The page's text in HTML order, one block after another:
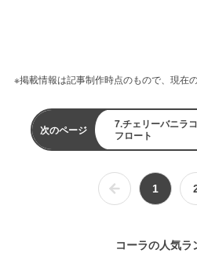
※掲載情報は記事制作時点のもので、現在
次のページ
7.チェリーバニラ
フロート
1
コーラの人気ラ